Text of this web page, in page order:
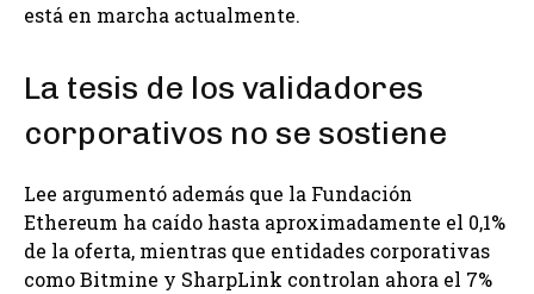
está en marcha actualmente.
La tesis de los validadores
corporativos no se sostiene
Lee argumentó además que la Fundación
Ethereum ha caído hasta aproximadamente el 0,1%
de la oferta, mientras que entidades corporativas
como Bitmine y SharpLink controlan ahora el 7%